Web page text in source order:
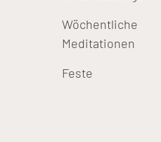
Wöchentliche
Meditationen
Feste